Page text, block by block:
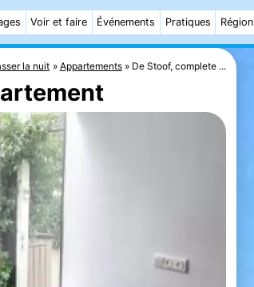
Voir et faire Événements Pratiques Région
la nuit Appartements De Stoof, complete ...